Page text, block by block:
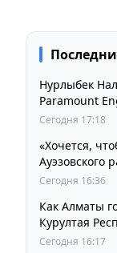
Нурлыбек
Paramount
Сегодня 17:18
«Хочется,
Ауэзовского
ждут от
Сегодня 16:36
Как Алматы
Курултая
Сегодня 16:17